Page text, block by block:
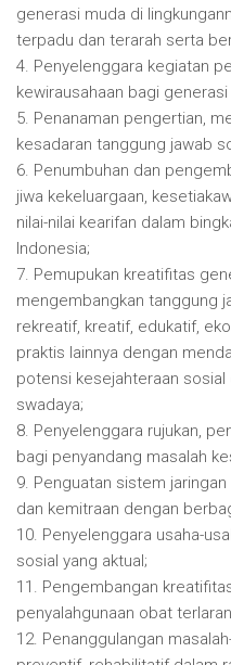
generasi muda di
terpadu dan terarah serta
4. Penyelenggara kegiatan
kewirausahaan bagi
5. Penanaman pengertian,
kesadaran tanggung jawab
6. Penumbuhan dan
jiwa kekeluargaan,
nilai-nilai kearifan dalam
Indonesia;
7. Pemupukan kreatifitas
mengembangkan tanggung
rekreatif, kreatif, edukatif,
praktis lainnya dengan
potensi kesejahteraan sosial
swadaya;
8. Penyelenggara rujukan,
bagi penyandang masalah
9. Penguatan sistem
dan kemitraan dengan
10. Penyelenggara usaha-
sosial yang aktual;
11. Pengembangan
penyalahgunaan obat
12. Penanggulangan